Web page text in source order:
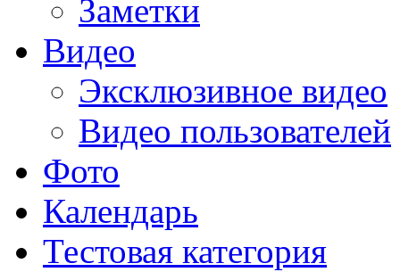
Заметки
Видео
Эксклюзивное видео
Видео пользователей
Фото
Календарь
Тестовая категория